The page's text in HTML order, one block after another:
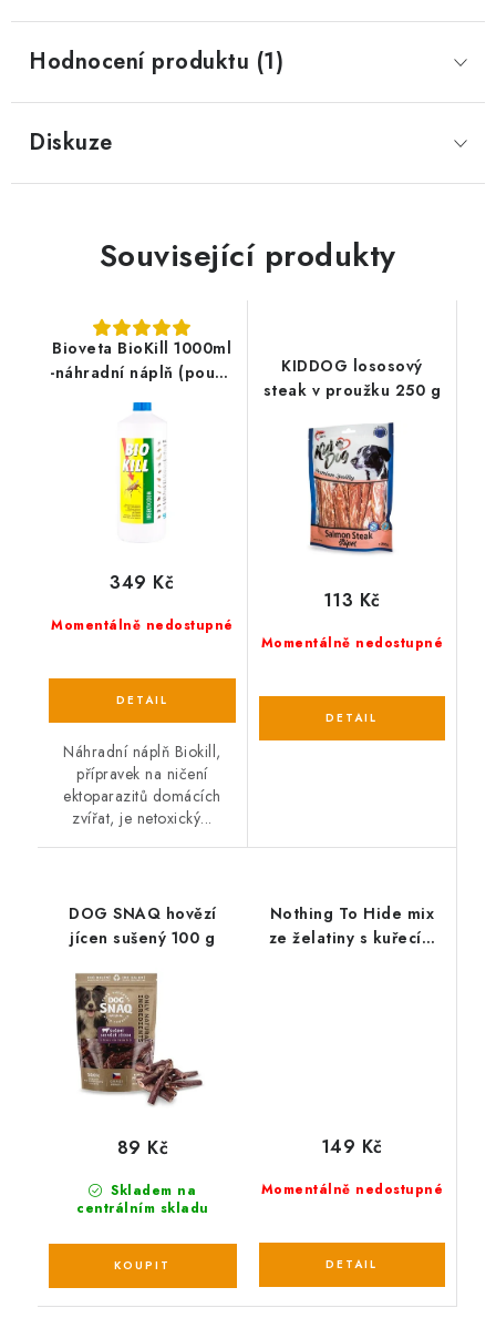
Hodnocení produktu (1)
Diskuze
Související produkty
Bioveta BioKill 1000ml
-náhradní náplň (pouze
na prostředí)
Momentálně nedostupné
349 Kč
Náhradní náplň Biokill,
přípravek na ničení
ektoparazitů domácích
zvířat, je netoxický...
KIDDOG lososový
steak v proužku 250 g
Momentálně nedostupné
113 Kč
DOG SNAQ hovězí
jícen sušený 100 g
Skladem na
centrálním skladu
89 Kč
Nothing To Hide mix
ze želatiny s kuřecím
Momentálně nedostupné
149 Kč